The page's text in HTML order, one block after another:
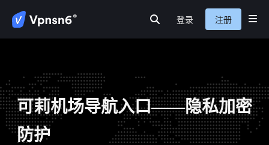
首页
安全连接
匿名浏览
服务介绍
登录 注册
可莉机场导航入口——隐私加密
防护